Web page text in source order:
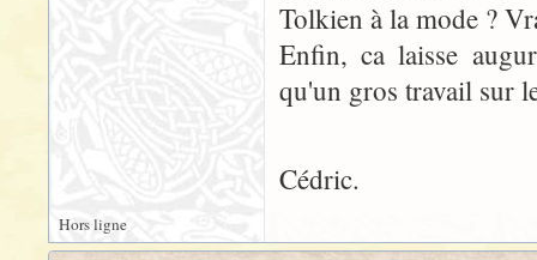
Tolkien à la mode ?
Enfin, ca laisse
qu'un gros travail sur
Cédric.
Hors ligne